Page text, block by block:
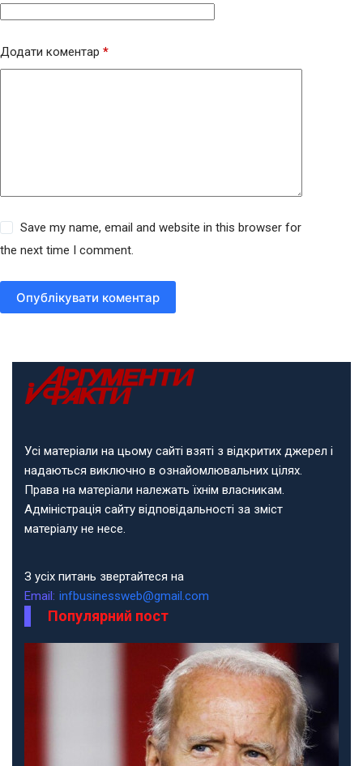
Додати коментар *
Save my name, email and website in this browser for
the next time I comment.
Опублікувати коментар
Усі матеріали на цьому сайті взяті з відкритих джерел і
надаються виключно в ознайомлювальних цілях.
Права на матеріали належать їхнім власникам.
Адміністрація сайту відповідальності за зміст
матеріалу не несе.
З усіх питань звертайтеся на
Email: infbusinessweb@gmail.com
Популярний пост